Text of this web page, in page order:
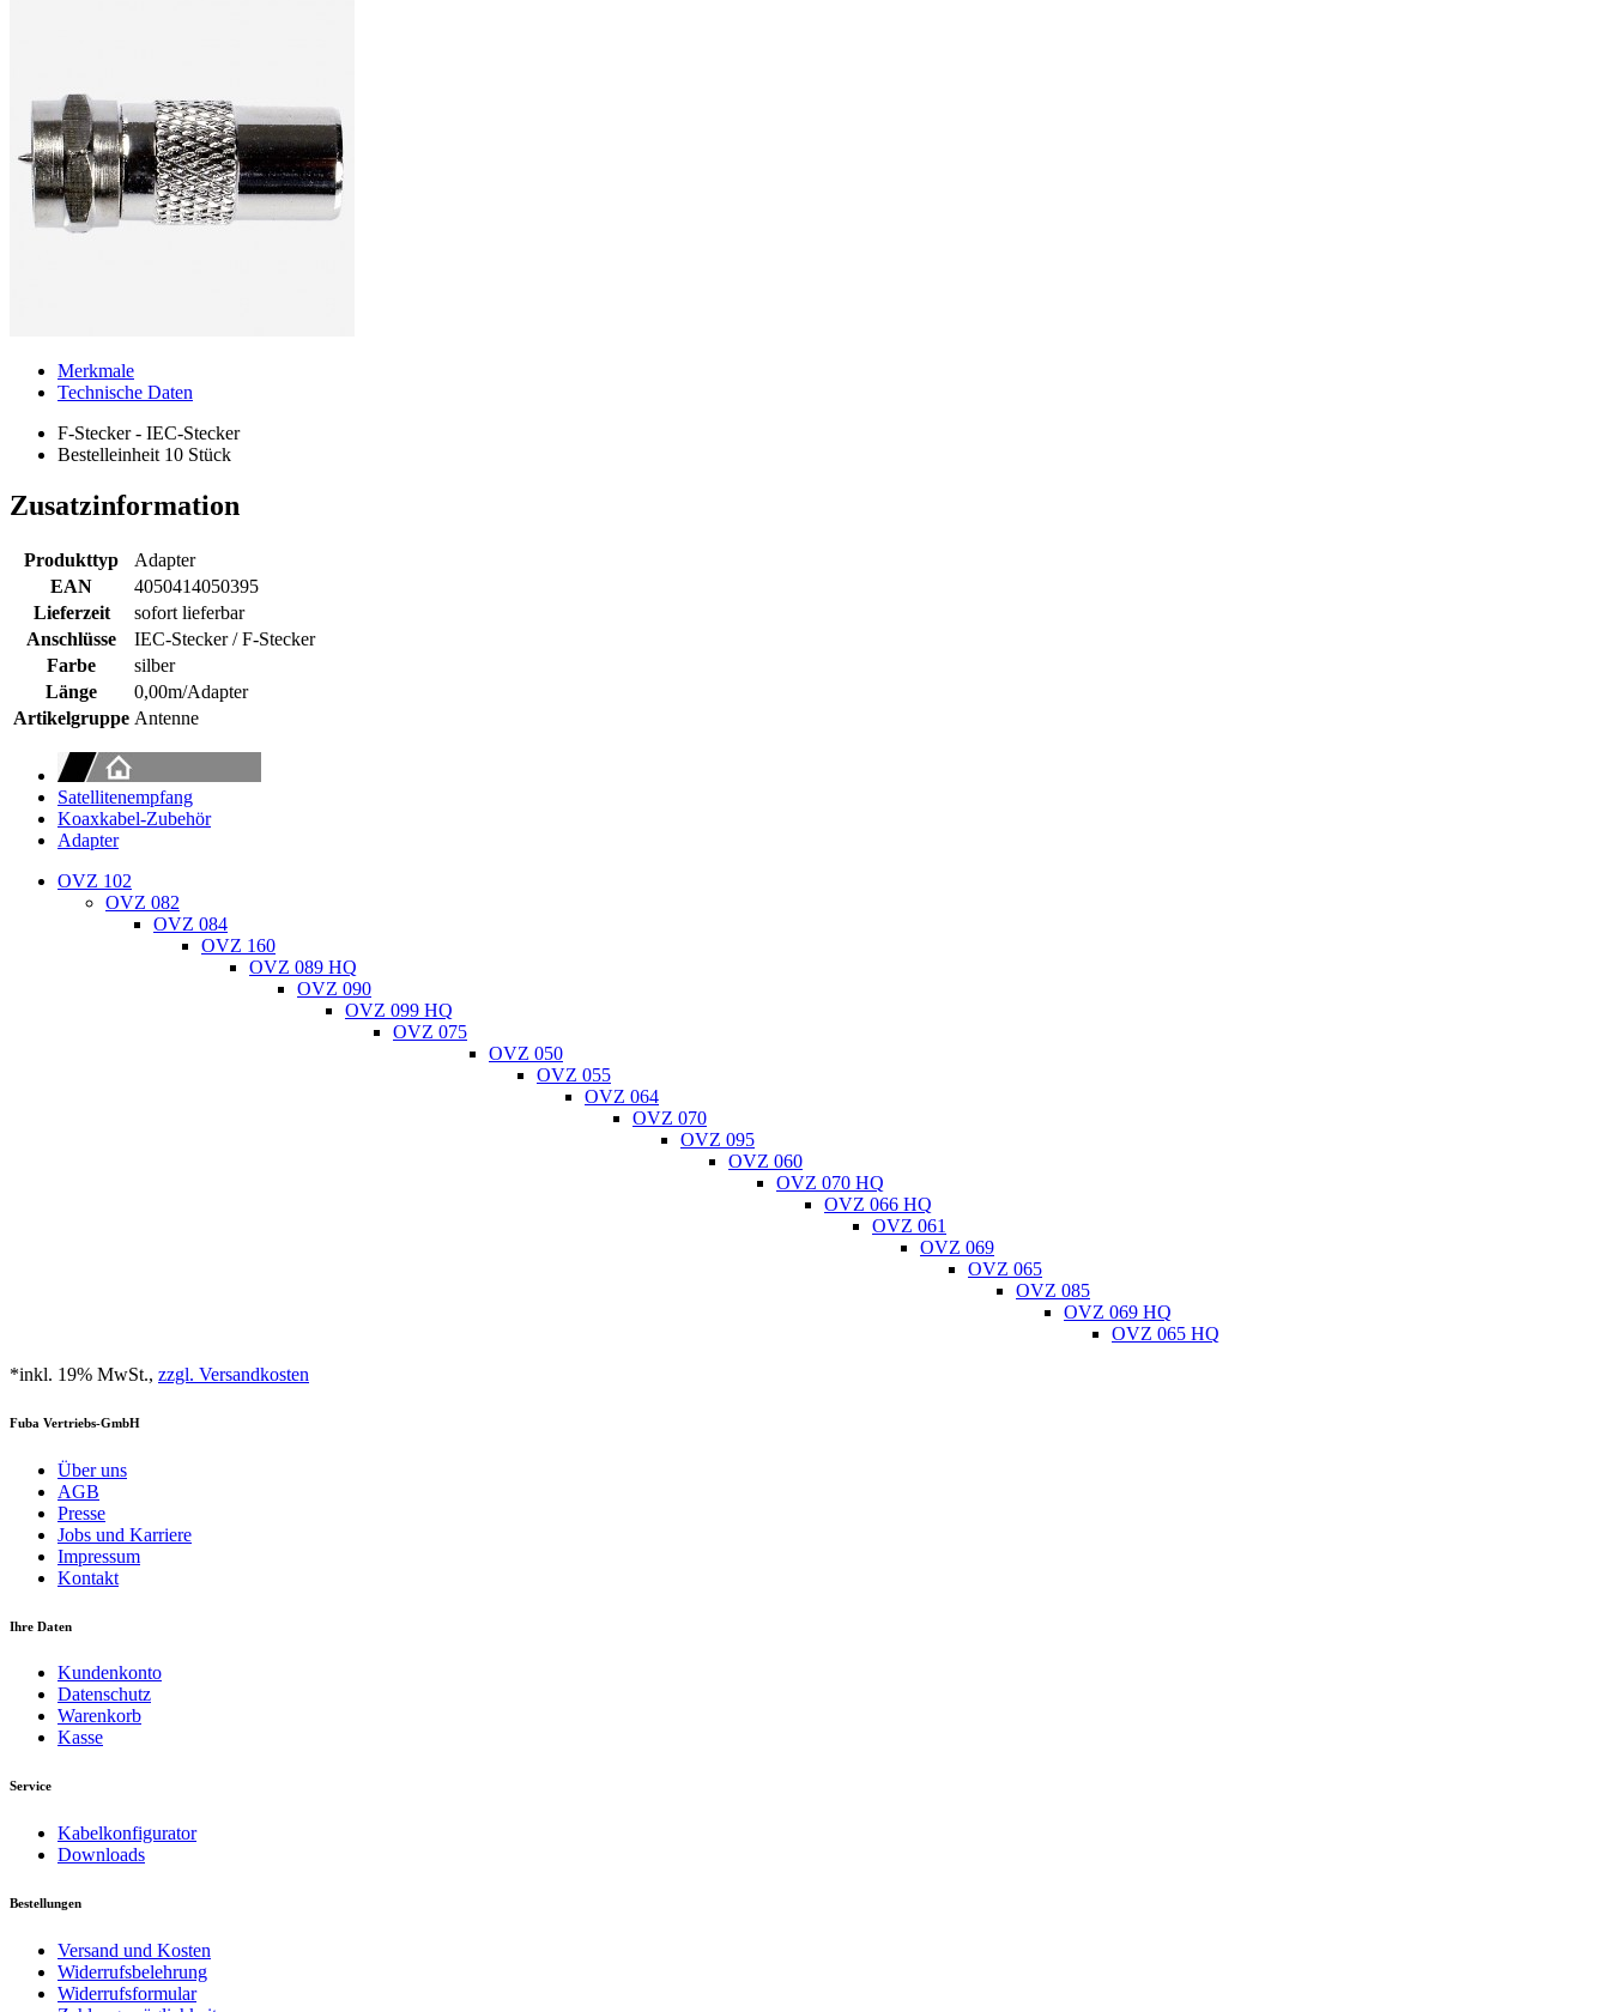
Merkmale
Technische Daten
F-Stecker - IEC-Stecker
Bestelleinheit 10 Stück
Zusatzinformation
Produkttyp
Adapter
EAN
4050414050395
Lieferzeit
sofort lieferbar
Anschlüsse
IEC-Stecker / F-Stecker
Farbe
silber
Länge
0,00m/Adapter
Artikelgruppe Antenne
Satellitenempfang
Koaxkabel-Zubehör
Adapter
OVZ 102
OVZ 082
OVZ 084
OVZ 160
OVZ 089 HQ
OVZ 090
OVZ 099 HQ
OVZ 075
OVZ 050
OVZ 055
OVZ 064
OVZ 070
OVZ 095
OVZ 060
OVZ 070 HQ
OVZ 066 HQ
OVZ 061
OVZ 069
OVZ 065
OVZ 085
OVZ 069 HQ
OVZ 065 HQ
*inkl. 19% MwSt., zzgl. Versandkosten
Fuba Vertriebs-GmbH
Über uns
AGB
Presse
Jobs und Karriere
Impressum
Kontakt
Ihre Daten
Kundenkonto
Datenschutz
Warenkorb
Kasse
Service
Kabelkonfigurator
Downloads
Bestellungen
Versand und Kosten
Widerrufsbelehrung
Widerrufsformular